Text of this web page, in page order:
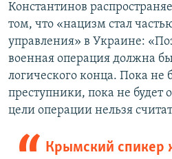
Константинов
том, что «нацизм стал
управления» в Украине:
военная операция должна
логического конца. Пока не
преступники, пока не будет
цели операции нельзя
Крымский спикер